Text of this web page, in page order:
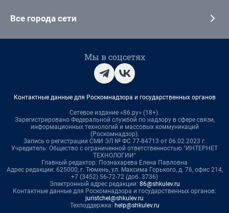
Все города сети
Мы в соцсетях
Контактные данные для Роскомнадзора и государственных органов
Сетевое издание «86.ру» (18+).
Зарегистрировано Федеральной службой по надзору в сфере связи,
информационных технологий и массовых коммуникаций
(Роскомнадзор).
Запись о регистрации СМИ ЭЛ № ФС 77-84713 от 06.02.2023 г.
Учредитель: Общество с ограниченной ответственностью "ИНТЕРНЕТ
ТЕХНОЛОГИИ"
Главный редактор: Познахарева Елена Павловна
Адрес редакции: 625000, г. Тюмень, ул. Максима Горького, д. 76, офис 214,
+7 (3452) 56-72-72 (доб. 3736)
Электронный адрес редакции: 86@shkulev.ru
Контактные данные для Роскомнадзора и государственных органов:
juristchel@shkulev.ru
Техподдержка: help@shkulev.ru